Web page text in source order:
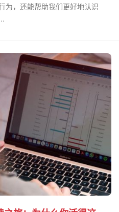
为，还能帮助我们更好地认识